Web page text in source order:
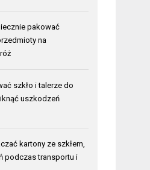
pakować
na
szkło i talerze do
uszkodzeń
kartony ze szkłem,
podczas transportu i